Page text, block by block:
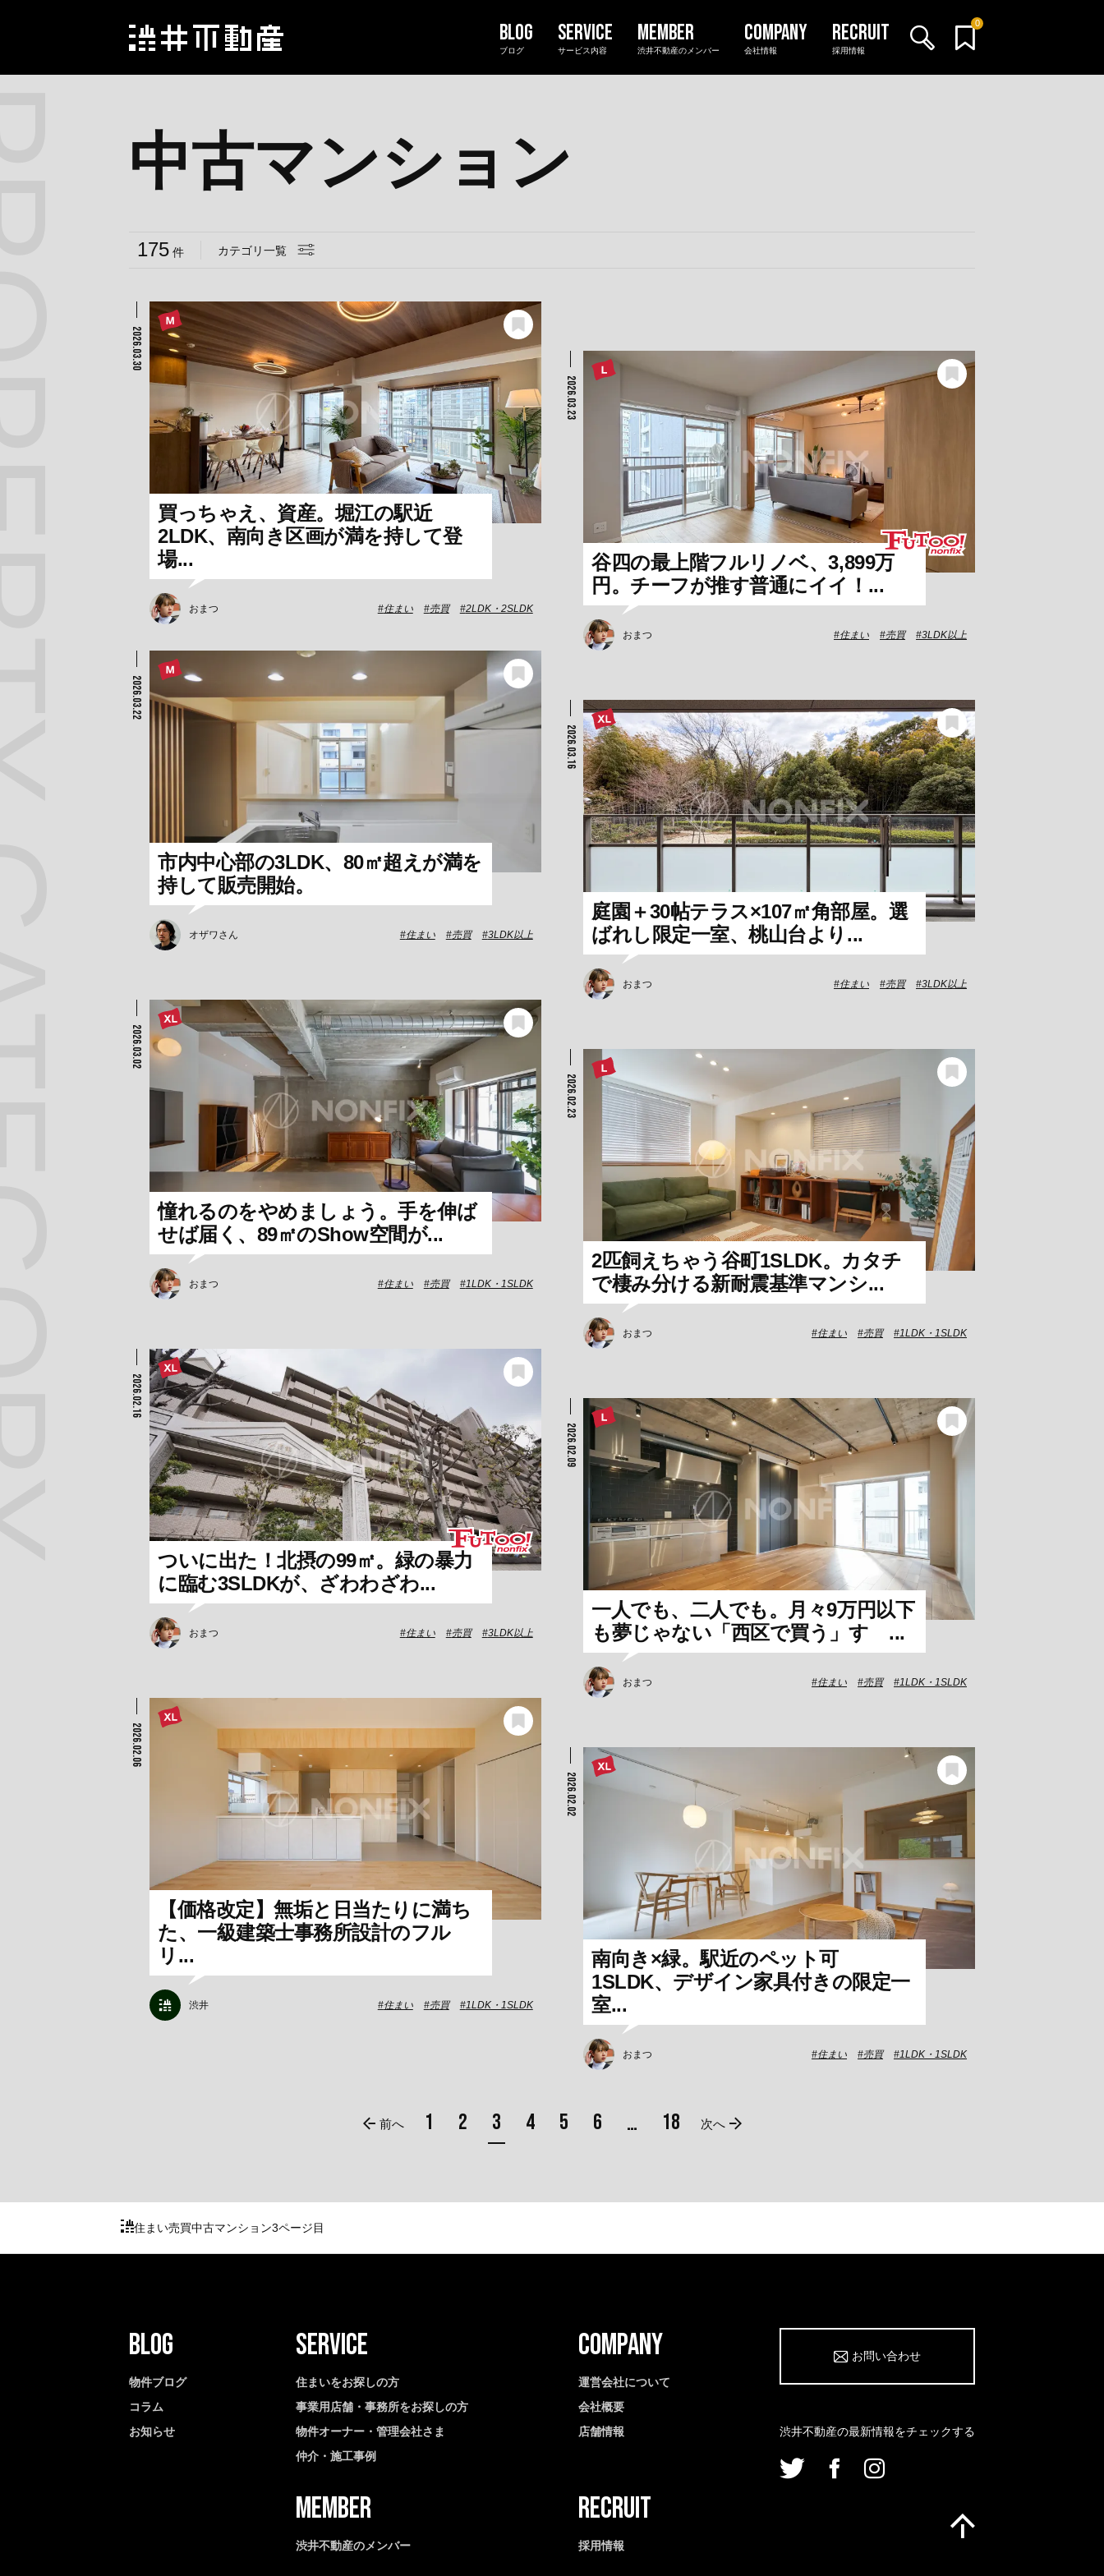
0
ブログ サービス内容 渋井不動産のメンバー 会社情報 採用情報
中古マンション
175 件 カテゴリ一覧
2026.03.30
買っちゃえ、資産。堀江の駅近
2LDK、南向き区画が満を持して登
場...
おまつ 住まい 売買 2LDK・2SLDK
2026.03.23
谷四の最上階フルリノベ、3,899万
円。チーフが推す普通にイイ！...
おまつ 住まい 売買 3LDK以上
2026.03.22
市内中心部の3LDK、80㎡超えが満を
持して販売開始。
オザワさん 住まい 売買 3LDK以上
2026.03.16
庭園＋30帖テラス×107㎡角部屋。選
ばれし限定一室、桃山台より...
おまつ 住まい 売買 3LDK以上
2026.03.02
憧れるのをやめましょう。手を伸ば
せば届く、89㎡のShow空間が...
おまつ 住まい 売買 1LDK・1SLDK
2026.02.23
2匹飼えちゃう谷町1SLDK。カタチ
で棲み分ける新耐震基準マンシ...
おまつ 住まい 売買 1LDK・1SLDK
2026.02.16
ついに出た！北摂の99㎡。緑の暴力
に臨む3SLDKが、ざわわざわ...
おまつ 住まい 売買 3LDK以上
2026.02.09
一人でも、二人でも。月々9万円以下
も夢じゃない「西区で買う」すゝ...
おまつ 住まい 売買 1LDK・1SLDK
2026.02.06
【価格改定】無垢と日当たりに満ち
た、一級建築士事務所設計のフル
リ...
渋井 住まい 売買 1LDK・1SLDK
2026.02.02
南向き×緑。駅近のペット可
1SLDK、デザイン家具付きの限定一
室...
おまつ 住まい 売買 1LDK・1SLDK
前へ 1 2 3 4 5 6 … 18 次へ
住まい売買中古マンション3ページ目
物件ブログ
コラム
お知らせ
住まいをお探しの方
事業用店舗・事務所をお探しの方
物件オーナー・管理会社さま
仲介・施工事例
渋井不動産のメンバー
運営会社について
会社概要
店舗情報
採用情報
お問い合わせ
渋井不動産の最新情報をチェックする